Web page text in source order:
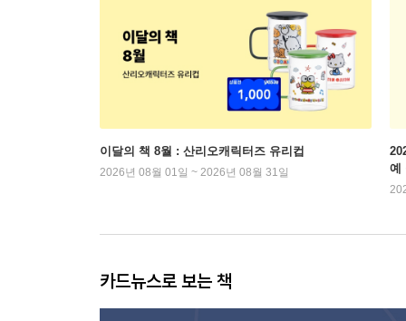
이달의 책 8월 : 산리오캐릭터즈 유리컵
2026년 08월 01일 ~ 2026년 08월 31일
예
카드뉴스로 보는 책